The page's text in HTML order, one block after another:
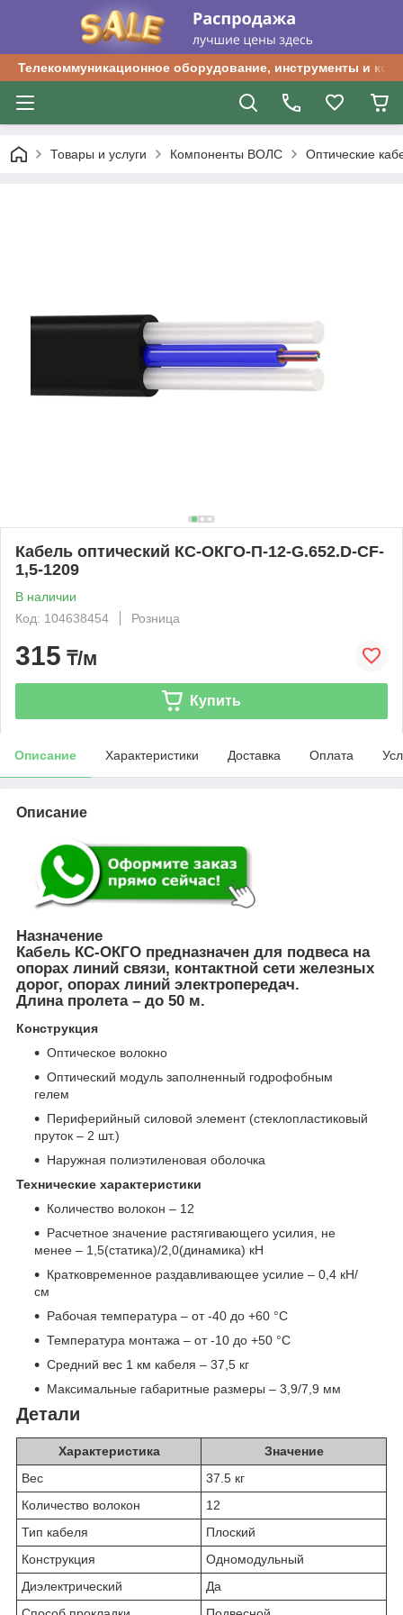
Телекоммуникационное оборудование, инструменты и
Товары и услуги Компоненты ВОЛС Оптические
Кабель оптический КС-ОКГО-П-12-G.652.D-CF-
1,5-1209
В наличии
Код: 104638454
Розница
315 ₸/м
Купить
Описание Характеристики Доставка Оплата
Описание
Назначение
Кабель КС-ОКГО предназначен для подвеса на
опорах линий связи, контактной сети железных
дорог, опорах линий электропередач.
Длина пролета – до 50 м.
Конструкция
Оптическое волокно
Оптический модуль заполненный годрофобным
гелем
Периферийный силовой элемент (стеклопластиковый
пруток – 2 шт.)
Наружная полиэтиленовая оболочка
Технические характеристики
Количество волокон – 12
Расчетное значение растягивающего усилия, не
менее – 1,5(статика)/2,0(динамика) кН
Кратковременное раздавливающее усилие – 0,4 кН/
см
Рабочая температура – от -40 до +60 °С
Температура монтажа – от -10 до +50 °С
Средний вес 1 км кабеля – 37,5 кг
Максимальные габаритные размеры – 3,9/7,9 мм
Детали
Характеристика
Значение
Вес
37.5 кг
Количество волокон
12
Тип кабеля
Плоский
Конструкция
Одномодульный
Диэлектрический
Да